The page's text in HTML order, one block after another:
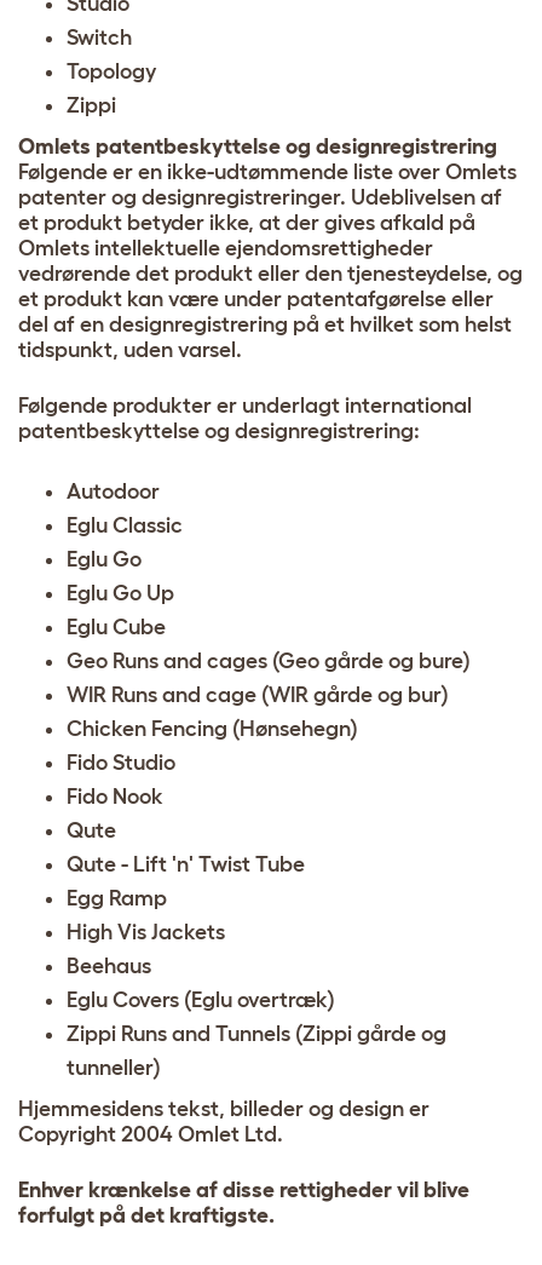
Switch
Topology
Zippi
Omlets patentbeskyttelse og designregistrering
Følgende er en ikke-udtømmende liste over Omlets
patenter og designregistreringer. Udeblivelsen af
et produkt betyder ikke, at der gives afkald på
Omlets intellektuelle ejendomsrettigheder
vedrørende det produkt eller den tjenesteydelse, og
et produkt kan være under patentafgørelse eller
del af en designregistrering på et hvilket som helst
tidspunkt, uden varsel.
Følgende produkter er underlagt international
patentbeskyttelse og designregistrering:
Autodoor
Eglu Classic
Eglu Go
Eglu Go Up
Eglu Cube
Geo Runs and cages (Geo gårde og bure)
WIR Runs and cage (WIR gårde og bur)
Chicken Fencing (Hønsehegn)
Fido Studio
Fido Nook
Qute
Qute - Lift 'n' Twist Tube
Egg Ramp
High Vis Jackets
Beehaus
Eglu Covers (Eglu overtræk)
Zippi Runs and Tunnels (Zippi gårde og
tunneller)
Hjemmesidens tekst, billeder og design er
Copyright 2004 Omlet Ltd.
Enhver krænkelse af disse rettigheder vil blive
forfulgt på det kraftigste.